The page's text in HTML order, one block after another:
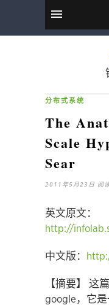
分布式系统
The
Scale
Sear
2011年5月23日 阅
英文原文：
http://
中文版：
【摘要】 这
google，它